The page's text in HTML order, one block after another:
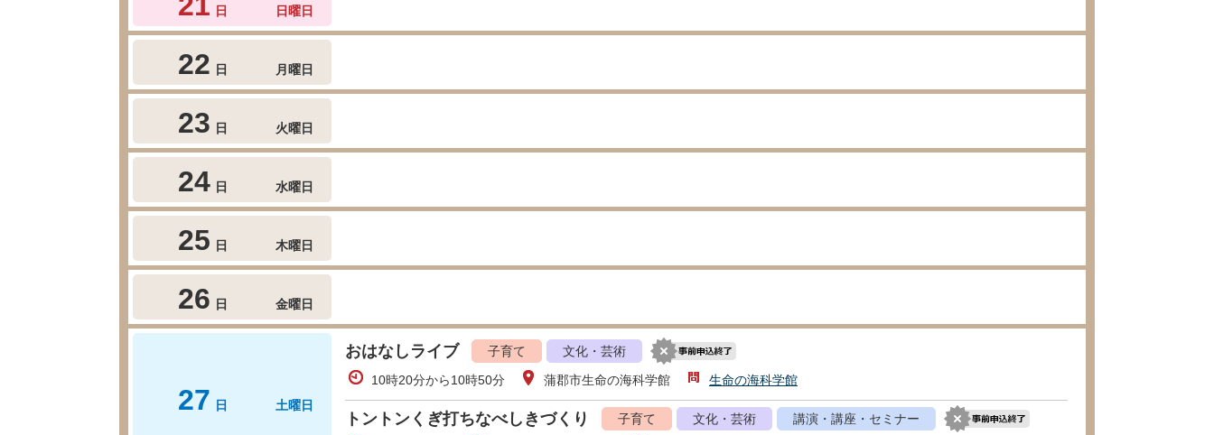
日 日曜日
22 日 月曜日
23 日 火曜日
24 日 水曜日
25 日 木曜日
26 日 金曜日
27 日 土曜日
おはなしライブ 子育て
文化・芸術
10時20分から10時50分
蒲郡市生命の海科学館 生命の海科学館
トントンくぎ打ちなべしきづくり 子育て 文化・芸術
講演・講座・セミナー